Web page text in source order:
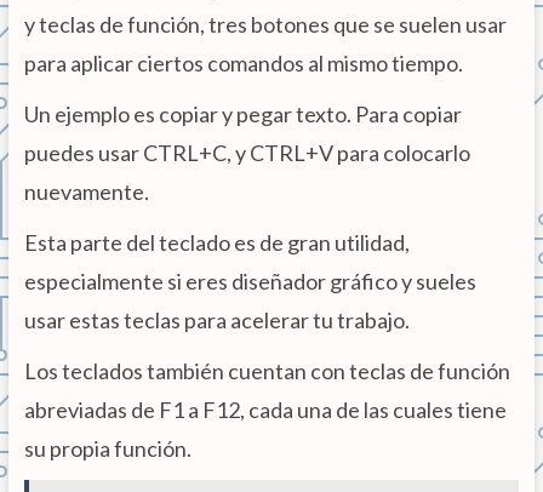
y teclas de función, tres botones que se suelen usar
para aplicar ciertos comandos al mismo tiempo.
Un ejemplo es copiar y pegar texto. Para copiar
puedes usar CTRL+C, y CTRL+V para colocarlo
nuevamente.
Esta parte del teclado es de gran utilidad,
especialmente si eres diseñador gráfico y sueles
usar estas teclas para acelerar tu trabajo.
Los teclados también cuentan con teclas de función
abreviadas de F1 a F12, cada una de las cuales tiene
su propia función.